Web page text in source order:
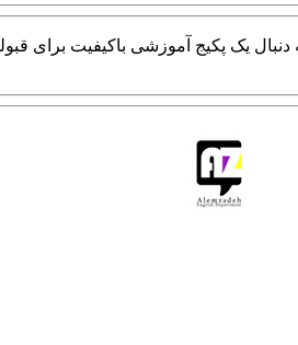
یک پکیج آموزشی باکیفیت برای